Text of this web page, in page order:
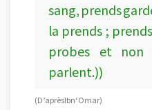
sang, prends
la prends ;
probes et non
parlent.))
(D’après Ibn ‘Omar)